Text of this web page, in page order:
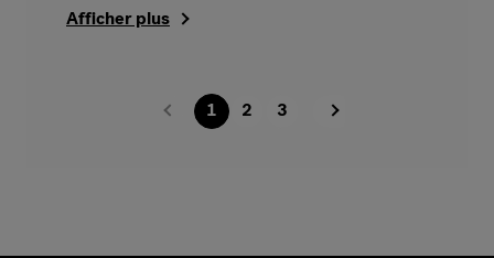
Afficher plus
1 2 3